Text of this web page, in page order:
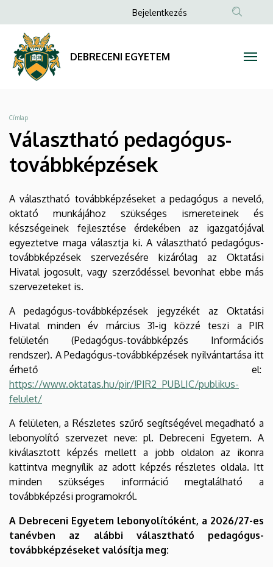
pedagógus-
továbbképzések
DEBRECENI
EGYETEM
a
tartalomra
Anonim
menüje
Bejelentkezés
DEBRECENI EGYETEM
Morzsa
Címlap
Választható pedagógus-
továbbképzések
A választható továbbképzéseket a pedagógus a nevelő,
oktató munkájához szükséges ismereteinek és
készségeinek fejlesztése érdekében az igazgatójával
egyeztetve maga választja ki. A választható pedagógus-
továbbképzések szervezésére kizárólag az Oktatási
Hivatal jogosult, vagy szerződéssel bevonhat ebbe más
szervezeteket is.
A pedagógus-továbbképzések jegyzékét az Oktatási
Hivatal minden év március 31-ig közzé teszi a PIR
felületén (Pedagógus-továbbképzés Információs
rendszer). A Pedagógus-továbbképzések nyilvántartása itt
érhető el:
https://www.oktatas.hu/pir/!PIR2_PUBLIC/publikus-
felulet/
A felületen, a Részletes szűrő segítségével megadható a
lebonyolító szervezet neve: pl. Debreceni Egyetem. A
kiválasztott képzés mellett a jobb oldalon az ikonra
kattintva megnyílik az adott képzés részletes oldala. Itt
minden szükséges információ megtalálható a
továbbképzési programokról.
A Debreceni Egyetem lebonyolítóként, a 2026/27-es
tanévben az alábbi választható pedagógus-
továbbképzéseket valósítja meg: